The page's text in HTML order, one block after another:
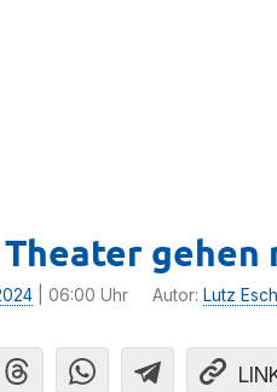
gehen
| 06:00 Uhr Autor: Lutz